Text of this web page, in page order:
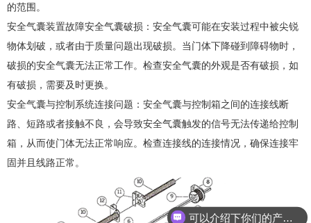
的范围。
安全气囊装置故障安全气囊破损：安全气囊可能在安装过程中被尖锐
物体划破，或者由于质量问题出现破损。当门体下降碰到障碍物时，
破损的安全气囊无法正常工作。检查安全气囊的外观是否有破损，如
有破损，需要及时更换。
安全气囊与控制系统连接问题：安全气囊与控制箱之间的连接线断
路、短路或者接触不良，会导致安全气囊触发的信号无法传递给控制
箱，从而使门体无法正常响应。检查连接线的连接情况，确保连接牢
固并且线路正常。
可以介绍下你们的产品么